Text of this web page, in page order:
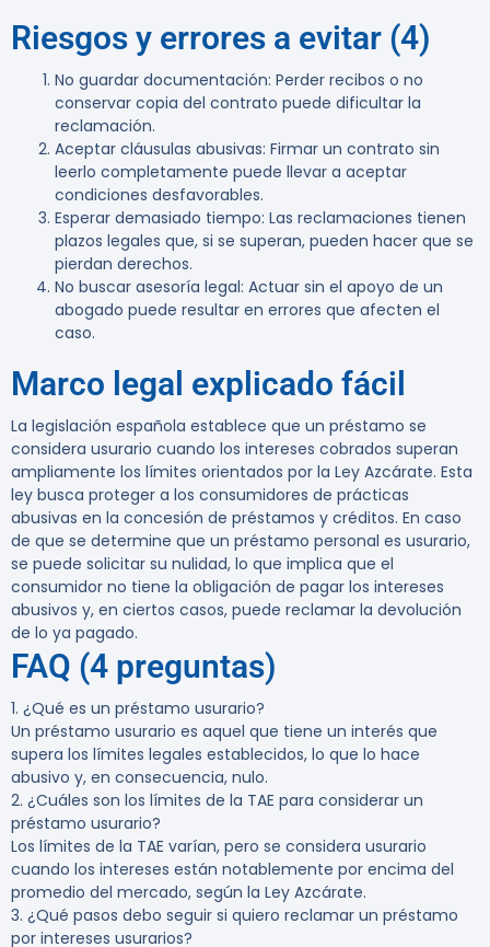
Riesgos y errores a evitar (4)
No guardar documentación: Perder recibos o no
conservar copia del contrato puede dificultar la
reclamación.
Aceptar cláusulas abusivas: Firmar un contrato sin
leerlo completamente puede llevar a aceptar
condiciones desfavorables.
Esperar demasiado tiempo: Las reclamaciones tienen
plazos legales que, si se superan, pueden hacer que se
pierdan derechos.
No buscar asesoría legal: Actuar sin el apoyo de un
abogado puede resultar en errores que afecten el
caso.
Marco legal explicado fácil
La legislación española establece que un préstamo se
considera usurario cuando los intereses cobrados superan
ampliamente los límites orientados por la Ley Azcárate. Esta
ley busca proteger a los consumidores de prácticas
abusivas en la concesión de préstamos y créditos. En caso
de que se determine que un préstamo personal es usurario,
se puede solicitar su nulidad, lo que implica que el
consumidor no tiene la obligación de pagar los intereses
abusivos y, en ciertos casos, puede reclamar la devolución
de lo ya pagado.
FAQ (4 preguntas)
1. ¿Qué es un préstamo usurario?
Un préstamo usurario es aquel que tiene un interés que
supera los límites legales establecidos, lo que lo hace
abusivo y, en consecuencia, nulo.
2. ¿Cuáles son los límites de la TAE para considerar un
préstamo usurario?
Los límites de la TAE varían, pero se considera usurario
cuando los intereses están notablemente por encima del
promedio del mercado, según la Ley Azcárate.
3. ¿Qué pasos debo seguir si quiero reclamar un préstamo
por intereses usurarios?